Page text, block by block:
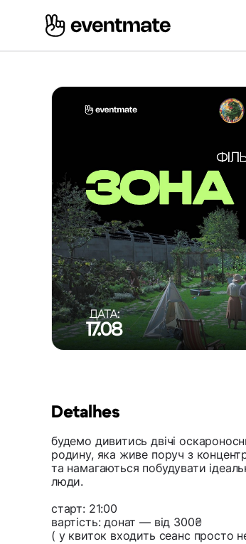
Detalhes
будемо дивитись двічі
родину, яка живе поруч з
та намагаються побудувати
люди.
старт: 21:00
вартість: донат — від 300₴
( у квиток входить сеанс просто